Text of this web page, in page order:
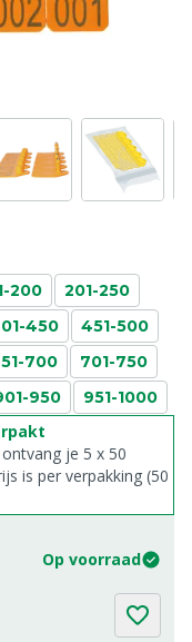
200
201-250
450
451-500
700
701-750
950 951-1000
je 5 x 50
is per verpakking (50
Op voorraad